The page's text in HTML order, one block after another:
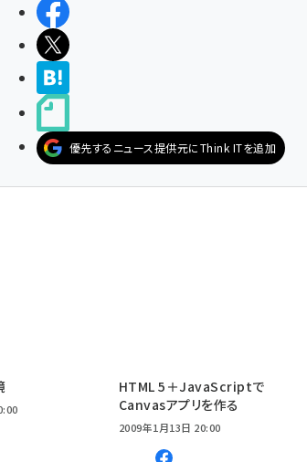
シェアする
ポストする
優先するニュース提供元にThink ITを追加
HTML 5＋JavaScriptで
Canvasアプリを作る
2009年1月13日 20:00